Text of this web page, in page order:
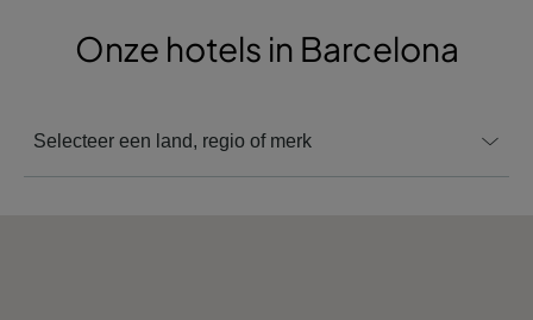
Onze hotels in Barcelona
Selecteer een land, regio of merk